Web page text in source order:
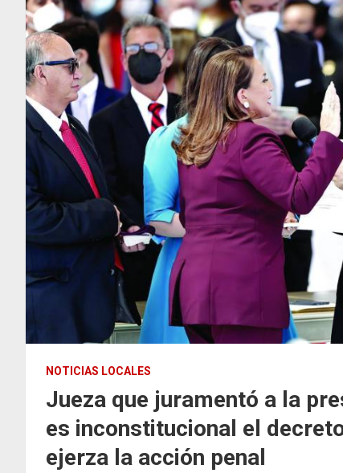
NOTICIAS LOCALES
Jueza que juramentó a la
es inconstitucional el
ejerza la acción penal